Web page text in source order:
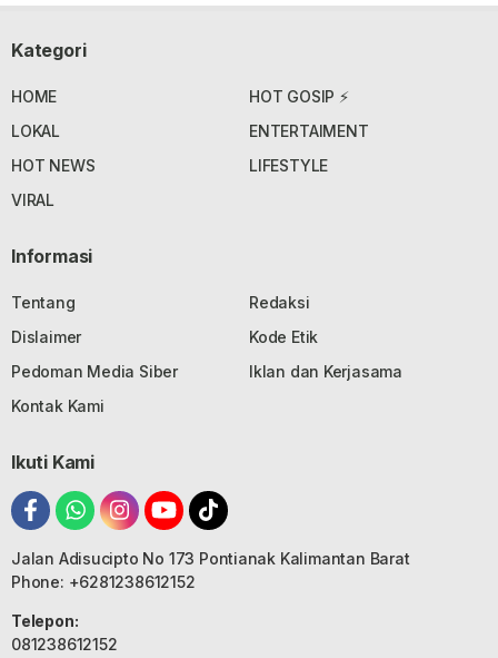
Kategori
HOME
HOT GOSIP ⚡
LOKAL
ENTERTAIMENT
HOT NEWS
LIFESTYLE
VIRAL
Informasi
Tentang
Redaksi
Dislaimer
Kode Etik
Pedoman Media Siber
Iklan dan Kerjasama
Kontak Kami
Ikuti Kami
Jalan Adisucipto No 173 Pontianak Kalimantan Barat
Phone: +6281238612152
Telepon:
081238612152